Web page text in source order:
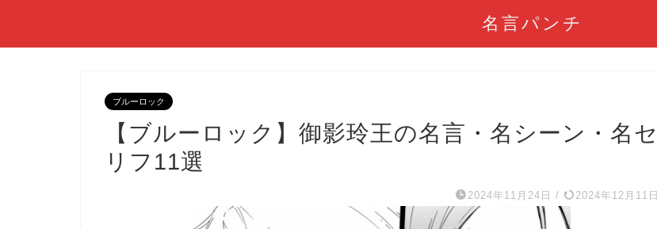
名言パンチ
ブルーロック
【ブルーロック】御影玲王の名言・名シーン・名セ
リフ11選
2024年11月24日 / 2024年12月11日